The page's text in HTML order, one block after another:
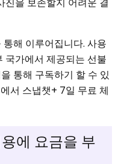
해 이루어집니다. 사용
국가에서 제공되는 선불
통해 구독하기 할 수 있
서 스냅챗+ 7일 무료 체
에 요금을 부